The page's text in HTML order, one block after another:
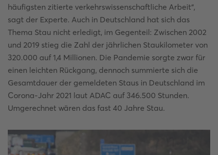
häufigsten zitierte verkehrswissenschaftliche Arbeit“,
sagt der Experte. Auch in Deutschland hat sich das
Thema Stau nicht erledigt, im Gegenteil: Zwischen 2002
und 2019 stieg die Zahl der jährlichen Staukilometer von
320.000 auf 1,4 Millionen. Die Pandemie sorgte zwar für
einen leichten Rückgang, dennoch summierte sich die
Gesamtdauer der gemeldeten Staus in Deutschland im
Corona-Jahr 2021 laut ADAC auf 346.500 Stunden.
Umgerechnet wären das fast 40 Jahre Stau.